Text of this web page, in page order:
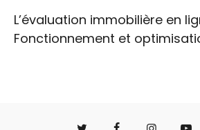
L’évaluation immobilière en
Fonctionnement et